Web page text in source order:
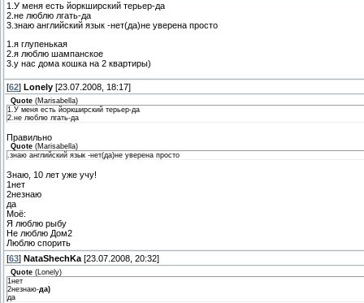
1.У меня есть йоркширский терьер-да
2.не люблю лгать-да
3.знаю английский язык -нет(да)не уверена просто
1.я глупенькая
2.я люблю шампанское
3.у нас дома кошка на 2 квартиры)
[62] Lonely [23.07.2008, 18:17]
Quote (Marisabella)
1.У меня есть йоркширский терьер-да
2.не люблю лгать-да
Правильно
Quote (Marisabella)
.знаю английский язык -нет(да)не уверена просто
Знаю, 10 лет уже учу!
1нет
2незнаю
да
Моё:
Я люблю рыбу
Не люблю Дом2
Люблю спорить
[63] NataShechKa [23.07.2008, 20:32]
Quote (Lonely)
1нет
2незнаю-да)
да